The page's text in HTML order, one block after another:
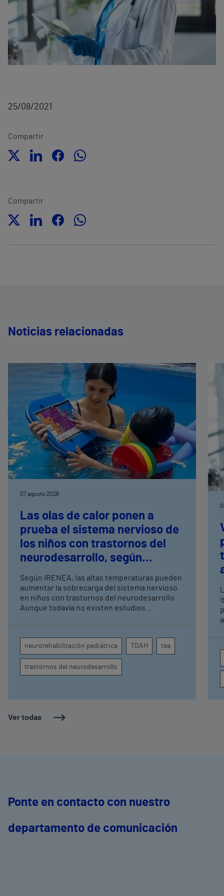
25/08/2021
Compartir
Compartir
Noticias relacionadas
Ver todas
07 agosto 2026
Las olas de calor ponen a
prueba el sistema nervioso de
los niños con trastornos del
neurodesarrollo, según
neurorrehabilitación
pediátrica de Vithas
Según IRENEA, las altas temperaturas pueden
aumentar la sobrecarga del sistema nervioso
en niños con trastornos del neurodesarrollo
Aunque todavía no existen estudios
atención, la regulación emocional y la
conducta
neurorehabilitación pediátrica TDAH tea
trastornos del neurodesarrollo
Ponte en contacto con nuestro
departamento de comunicación